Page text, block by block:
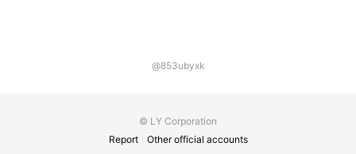
@853ubyxk
© LY Corporation
Report
Other official accounts